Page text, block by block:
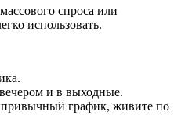
спроса или
использовать.
и в выходные.
график, живите по